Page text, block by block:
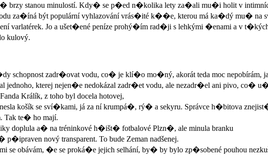
brzy stanou minulostí. Kdy� se p�ed n�kolika lety za�ali mu�i holit v
za�íná být populární vyhlazování vrás�ité k��e, kterou má ka�dý mu� na
varlatérek. Jo a ušet�ené peníze prohý�ím rad�ji s lehkými �enami a v
kulový.
schopnost zadr�ovat vodu, co� je klí�o mo�ný, akorát teda moc
kterej nejen�e nedokázal zadr�et vodu, ale nezadr�el ani pivo, co� u�
Králík, z toho byl docela hotovej,
košík se sví�kami, já za ní krumpá�, rý� a sekyru. Správce h�bitova
Tak te� ho mají.
doplula a� na tréninkové h�išt� fotbalové Plzn�, ale minula branku
nový transparent. To bude Zeman nadšenej.
se obávám, �e se proká�e jejich selhání, by� by bylo zp�sobené pouhou